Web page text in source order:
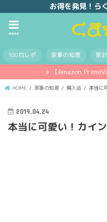
お得を発見！ら
menu
100均レポ 家事の知恵 家計
【Amazon
HOME 家事の知恵 購入品 本当に
2019.04.24
本当に可愛い！カイ